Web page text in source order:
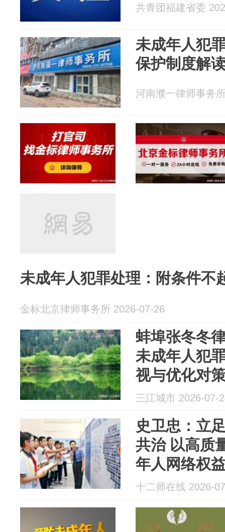
共青团福建省委
未成年人犯
保护制度解
河南濮一律师事务
未成年人犯罪处理：附条件不
金标北京律师事务所 2026-07-26
蚌埠张冬冬
未成年人犯
视与优化对
三江城市 2026-07-
史卫忠：立
共治 以高质
年人网络权
十二师在线 2026-